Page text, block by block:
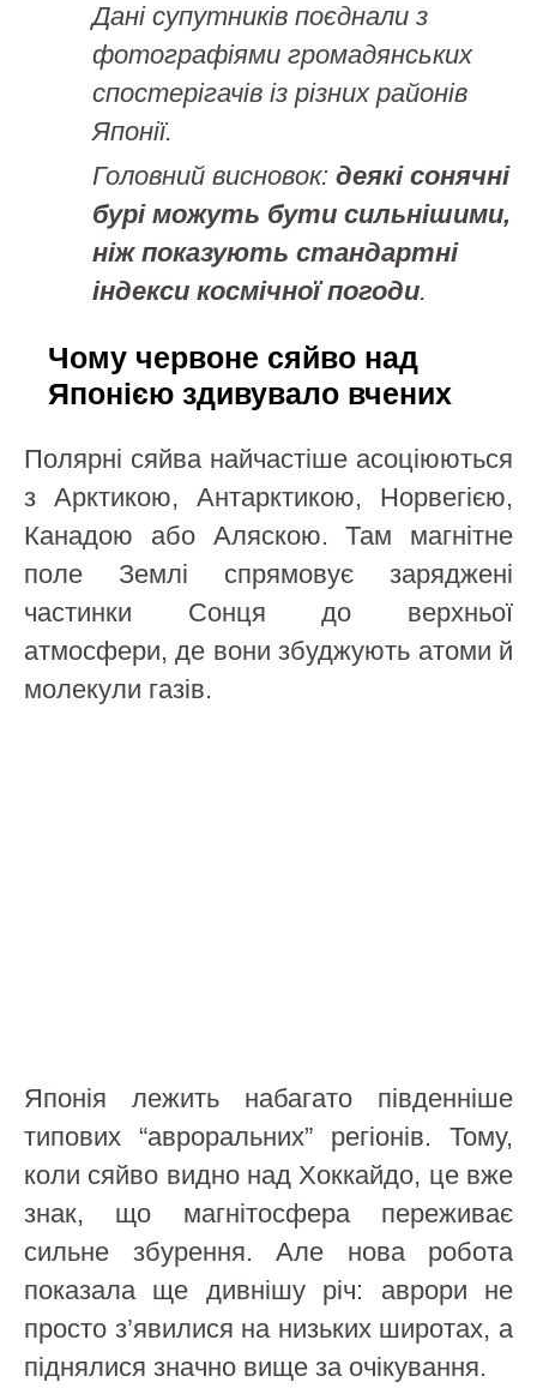
Дані супутників поєднали з
фотографіями громадянських
спостерігачів із різних районів
Японії.
Головний висновок:деякі сонячні
бурі можуть бути сильнішими,
ніж показують стандартні
індекси космічної погоди.
Чому червоне сяйво над
Японією здивувало вчених
Полярні сяйва найчастіше асоціюються
з Арктикою, Антарктикою, Норвегією,
Канадою або Аляскою. Там магнітне
поле Землі спрямовує заряджені
частинки Сонця до верхньої
атмосфери, де вони збуджують атоми й
молекули газів.
Японія лежить набагато південніше
типових “авроральних” регіонів. Тому,
коли сяйво видно над Хоккайдо, це вже
знак, що магнітосфера переживає
сильне збурення. Але нова робота
показала ще дивнішу річ: аврори не
просто з’явилися на низьких широтах, а
піднялися значно вище за очікування.